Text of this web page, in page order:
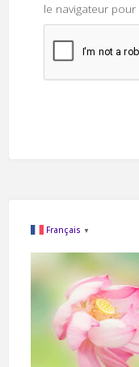
le navigateur
Français ▼